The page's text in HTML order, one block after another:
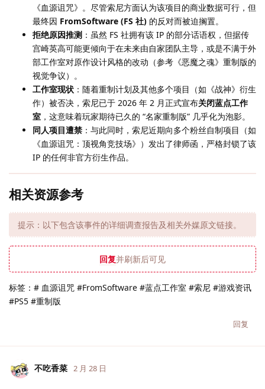
《血源诅咒》。尽管索尼方面认为该项目的商业数据可行，但
最终因 FromSoftware (FS 社) 的反对而被迫搁置。
拒绝原因推测 ：虽然 FS 社拥有该 IP 的部分话语权，但据传
宫崎英高可能更倾向于在未来由自家团队主导，或是不满于外
部工作室对原作设计风格的改动（参考《恶魔之魂》重制版的
视觉争议）。
工作室现状 ：随着重制计划及其他多个项目（如《战神》衍生
作）被否决，索尼已于 2026 年 2 月正式宣布关闭蓝点工作
室 ，这意味着玩家期待已久的 “名家重制版” 几乎化为泡影。
同人项目遭禁 ：与此同时，索尼近期向多个粉丝自制项目（如
《血源诅咒：顶视角竞技场》）发出了律师函，严格封锁了该
IP 的任何非官方衍生作品。
相关资源参考
提示：以下包含该事件的详细调查报告及相关外媒原文链接。
回复并刷新后可见
标签：# 血源诅咒 #FromSoftware #蓝点工作室 #索尼 #游戏资讯
#PS5 #重制版
回复
不吃香菜 2 月 28 日